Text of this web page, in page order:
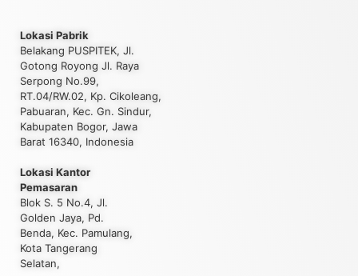
Lokasi Pabrik
Belakang PUSPITEK, Jl.
Gotong Royong Jl. Raya
Serpong No.99,
RT.04/RW.02, Kp. Cikoleang,
Pabuaran, Kec. Gn. Sindur,
Kabupaten Bogor, Jawa
Barat 16340, Indonesia
Lokasi Kantor
Pemasaran
Blok S. 5 No.4, Jl.
Golden Jaya, Pd.
Benda, Kec. Pamulang,
Kota Tangerang
Selatan,